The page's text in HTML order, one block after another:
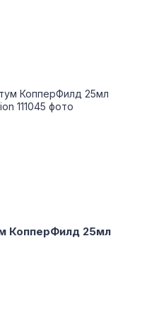
КопперФилд 25мл